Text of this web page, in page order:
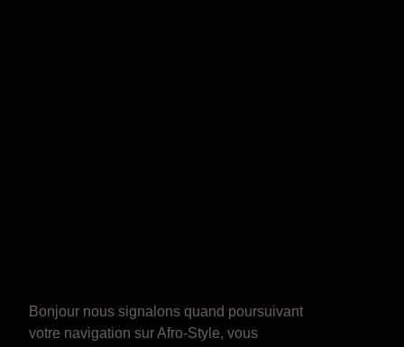
Bonjour nous signalons quand poursuivant
votre navigation sur Afro-Style, vous